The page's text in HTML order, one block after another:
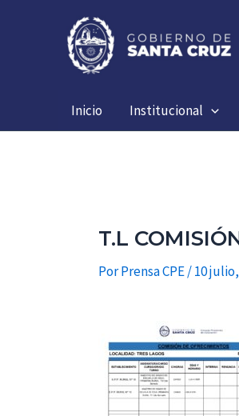
Inicio Institucional
T.L
PorPrensa CPE/10